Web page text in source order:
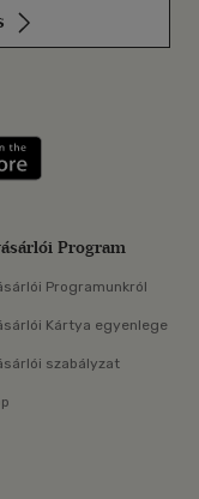
meg: Google
Program
Programunkról
Kártya egyenlege
szabályzat